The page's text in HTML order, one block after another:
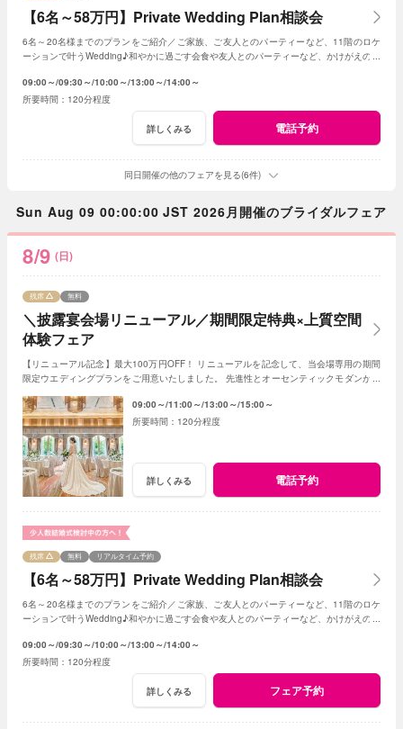
【6名～58万円】Private Wedding Plan相談会
6名～20名様までのプランをご紹介／ご家族、ご友人とのパーティーなど、11階のロケ
ーションで叶うWedding♪和やかに過ごす会食や友人とのパーティーなど、かけがえのな
09:00～ 09:30～ 10:00～ 13:00～ 14:00～
120分程度
詳しくみる 電話予約
同日開催の他のフェアを見る(6件)
Sun Aug 09 00:00:00 JST 2026月開催のブライダルフェア
8/9 (日)
＼披露宴会場リニューアル／期間限定特典×上質空間
体験フェア
残席 無料
【リニューアル記念】最大100万円OFF！ リニューアルを記念して、当会場専用の期間
限定ウエディングプランをご用意いたしました。 先進性とオーセンティックモダンが調
09:00～ 11:00～ 13:00～ 15:00～
120分程度
詳しくみる 電話予約
【6名～58万円】Private Wedding Plan相談会
残席 無料 リアルタイム予約
6名～20名様までのプランをご紹介／ご家族、ご友人とのパーティーなど、11階のロケ
ーションで叶うWedding♪和やかに過ごす会食や友人とのパーティーなど、かけがえのな
09:00～ 09:30～ 10:00～ 13:00～ 14:00～
120分程度
詳しくみる フェア予約